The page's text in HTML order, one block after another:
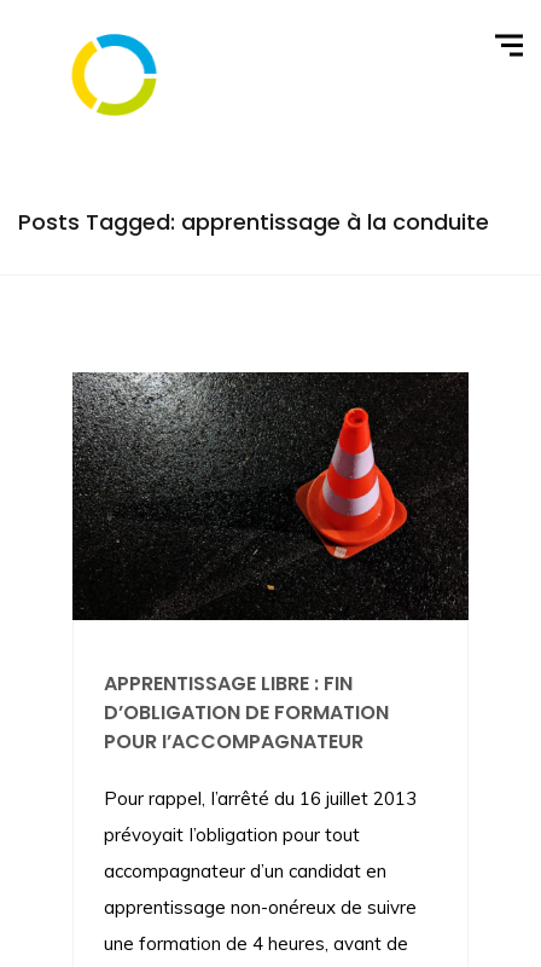
Posts Tagged: apprentissage à la conduite
APPRENTISSAGE LIBRE : FIN
D’OBLIGATION DE FORMATION
POUR I’ACCOMPAGNATEUR
Pour rappel, I’arrêté du 16 juillet 2013
prévoyait I’obligation pour tout
accompagnateur d’un candidat en
apprentissage non-onéreux de suivre
une formation de 4 heures, avant de